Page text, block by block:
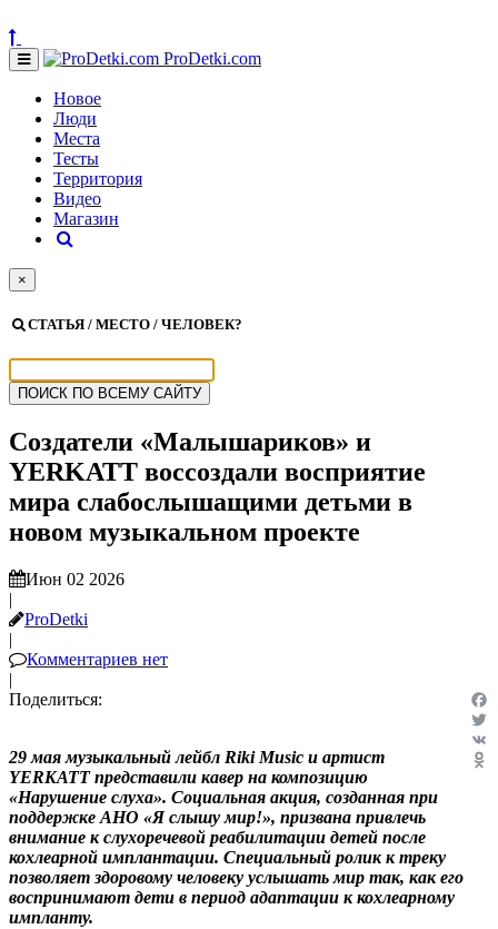
ProDetki.com
Новое
Люди
Места
Тесты
Территория
Видео
Магазин
×
СТАТЬЯ / МЕСТО / ЧЕЛОВЕК?
Создатели «Малышариков» и
YERKATT воссоздали восприятие
мира слабослышащими детьми в
новом музыкальном проекте
Июн 02 2026
|
ProDetki
|
Комментариев нет
|
Поделиться:
VK
29 мая музыкальный лейбл Riki Music и артист
YERKATT представили кавер на композицию
«Нарушение слуха». Социальная акция, созданная при
поддержке АНО «Я слышу мир!», призвана привлечь
внимание к слухоречевой реабилитации детей после
кохлеарной имплантации. Специальный ролик к треку
позволяет здоровому человеку услышать мир так, как его
воспринимают дети в период адаптации к кохлеарному
импланту.